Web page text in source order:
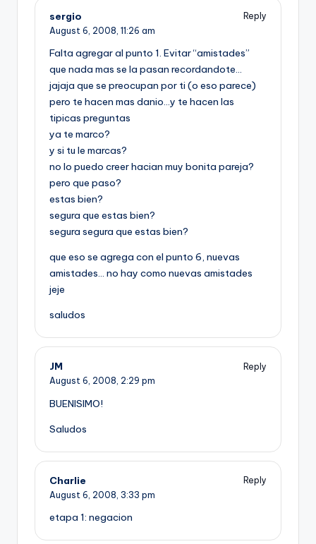
sergio
Reply
August 6, 2008, 11:26 am
Falta agregar al punto 1. Evitar “amistades”
que nada mas se la pasan recordandote…
jajaja que se preocupan por ti (o eso parece)
pero te hacen mas danio…y te hacen las
tipicas preguntas
ya te marco?
y si tu le marcas?
no lo puedo creer hacian muy bonita pareja?
pero que paso?
estas bien?
segura que estas bien?
segura segura que estas bien?
que eso se agrega con el punto 6, nuevas
amistades… no hay como nuevas amistades
jeje
saludos
JM
Reply
August 6, 2008, 2:29 pm
BUENISIMO!
Saludos
Charlie
Reply
August 6, 2008, 3:33 pm
etapa 1: negacion